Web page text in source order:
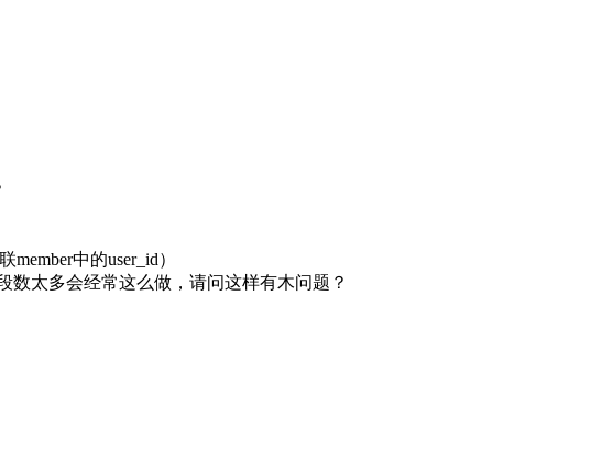
中的user_id）
数太多会经常这么做，请问这样有木问题？